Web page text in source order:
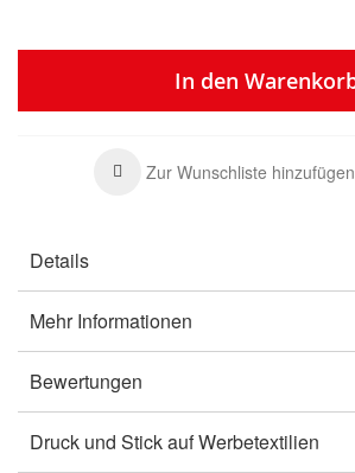
In den
Zur Wunschliste hinzufügen
Details
Mehr Informationen
Bewertungen
Druck und Stick auf Werbetextilien